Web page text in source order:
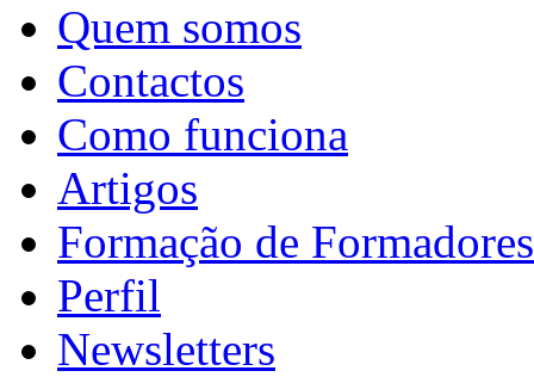
Quem somos
Contactos
Como funciona
Artigos
Formação de Formadores
Perfil
Newsletters